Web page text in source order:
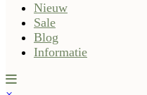
Nieuw
Sale
Blog
Informatie